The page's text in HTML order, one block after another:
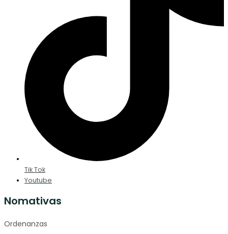
Tik Tok
Youtube
Nomativas
Ordenanzas